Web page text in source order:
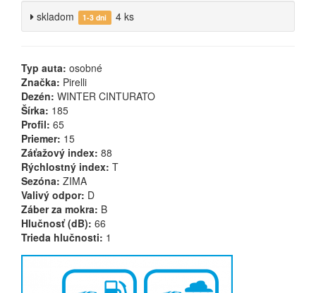
skladom 1-3 dni 4 ks
Typ auta: osobné
Značka: Pirelli
Dezén: WINTER CINTURATO
Šírka: 185
Profil: 65
Priemer: 15
Záťažový index: 88
Rýchlostný index: T
Sezóna: ZIMA
Valivý odpor: D
Záber za mokra: B
Hlučnosť (dB): 66
Trieda hlučnosti: 1